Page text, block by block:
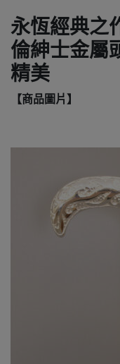
永恆經典之
倫紳士金屬
精美
【商品圖片】